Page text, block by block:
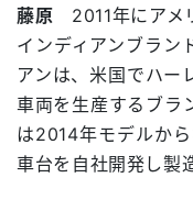
藤原 2011年にアメ
インディアンブラン
アンは、米国でハー
車両を生産するブラ
は2014年モデルか
車台を自社開発し製